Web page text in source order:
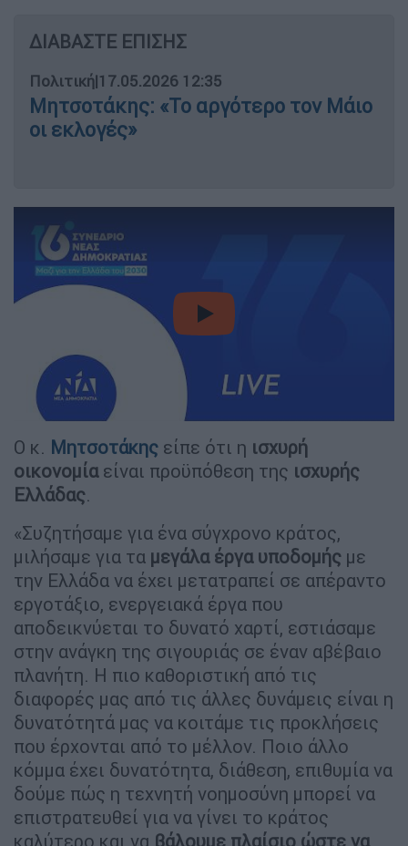
ΔΙΑΒΑΣΤΕ ΕΠΙΣΗΣ
Πολιτική|17.05.2026 12:35
Μητσοτάκης: «Το αργότερο τον Μάιο
οι εκλογές»
video
Ο κ. Μητσοτάκης είπε ότι η ισχυρή
οικονομίαείναι προϋπόθεση της ισχυρής
Ελλάδας.
«Συζητήσαμε για ένα σύγχρονο κράτος,
μιλήσαμε για τα μεγάλα έργα υποδομής με
την Ελλάδα να έχει μετατραπεί σε απέραντο
εργοτάξιο, ενεργειακά έργα που
αποδεικνύεται το δυνατό χαρτί, εστιάσαμε
στην ανάγκη της σιγουριάς σε έναν αβέβαιο
πλανήτη. Η πιο καθοριστική από τις
διαφορές μας από τις άλλες δυνάμεις είναι η
δυνατότητά μας να κοιτάμε τις προκλήσεις
που έρχονται από το μέλλον. Ποιο άλλο
κόμμα έχει δυνατότητα, διάθεση, επιθυμία να
δούμε πώς η τεχνητή νοημοσύνη μπορεί να
επιστρατευθεί για να γίνει το κράτος
καλύτερο και να βάλουμε πλαίσιο ώστε να